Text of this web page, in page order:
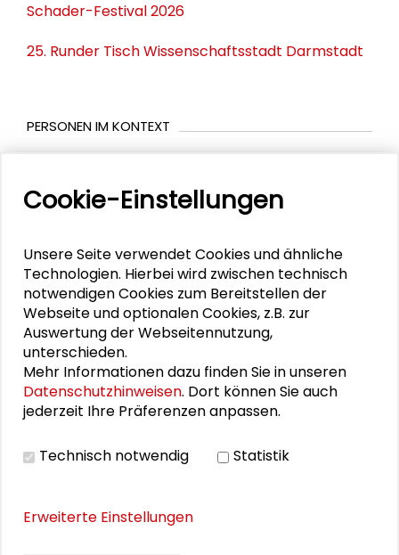
Schader-Festival 2026
25. Runder Tisch Wissenschaftsstadt Darmstadt
PERSONEN IM KONTEXT
Stella Lorenz
DOWNLOADS
Versäumte Bilder: Call for Action
Cookie-Einstellungen
Unsere Seite verwendet Cookies und ähnliche
Technologien. Hierbei wird zwischen technisch
notwendigen Cookies zum Bereitstellen der
Webseite und optionalen Cookies, z.B. zur
Auswertung der Webseitennutzung,
unterschieden.
Mehr Informationen dazu finden Sie in unseren
Datenschutzhinweisen. Dort können Sie auch
jederzeit Ihre Präferenzen anpassen.
Technisch notwendig Statistik
Erweiterte Einstellungen